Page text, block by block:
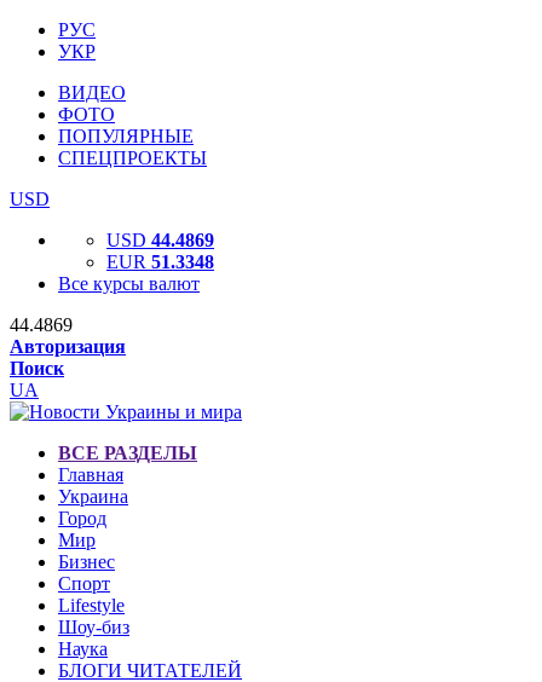
РУС
УКР
ВИДЕО
ФОТО
ПОПУЛЯРНЫЕ
СПЕЦПРОЕКТЫ
USD
USD 44.4869
EUR 51.3348
Все курсы валют
44.4869
Авторизация
Поиск
UA
ВСЕ РАЗДЕЛЫ
Главная
Украина
Город
Мир
Бизнес
Спорт
Lifestyle
Шоу-биз
Наука
БЛОГИ ЧИТАТЕЛЕЙ